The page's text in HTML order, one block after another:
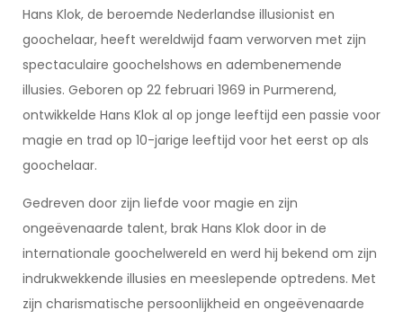
Hans Klok, de beroemde Nederlandse illusionist en
goochelaar, heeft wereldwijd faam verworven met zijn
spectaculaire goochelshows en adembenemende
illusies. Geboren op 22 februari 1969 in Purmerend,
ontwikkelde Hans Klok al op jonge leeftijd een passie voor
magie en trad op 10-jarige leeftijd voor het eerst op als
goochelaar.
Gedreven door zijn liefde voor magie en zijn
ongeëvenaarde talent, brak Hans Klok door in de
internationale goochelwereld en werd hij bekend om zijn
indrukwekkende illusies en meeslepende optredens. Met
zijn charismatische persoonlijkheid en ongeëvenaarde